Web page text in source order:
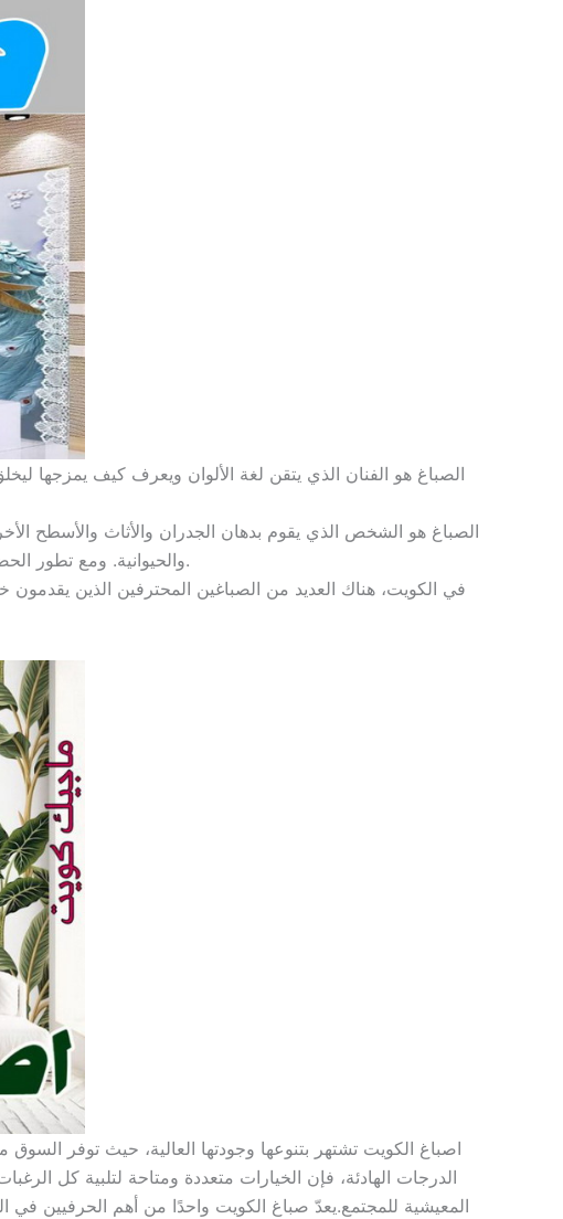
الصباغ هو الفنان الذي يتقن لغة الألوان ويعرف كيف
الصباغ هو الشخص الذي يقوم بدهان الجدران والأثاث والأسطح
والحيوانية. ومع تطور الحضارات، تطورت صناعة الدهانات، وأصبحت تعتمد على المواد الكيميائية.
في الكويت، هناك العديد من الصباغين المحترفين الذين يقدمون
اصباغ الكويت تشتهر بتنوعها وجودتها العالية، حيث توفر
الدرجات الهادئة، فإن الخيارات متعددة ومتاحة لتلبية كل
المعيشية للمجتمع.يعدّ صباغ الكويت واحدًا من أهم الحرفيين